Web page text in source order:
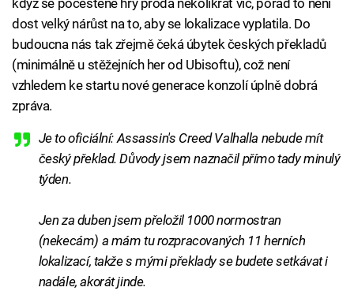
když se počeštěné hry prodá několikrát víc, pořád to není
dost velký nárůst na to, aby se lokalizace vyplatila. Do
budoucna nás tak zřejmě čeká úbytek českých překladů
(minimálně u stěžejních her od Ubisoftu), což není
vzhledem ke startu nové generace konzolí úplně dobrá
zpráva.
Je to oficiální: Assassin's Creed Valhalla nebude mít
český překlad. Důvody jsem naznačil přímo tady minulý
týden.
Jen za duben jsem přeložil 1000 normostran
(nekecám) a mám tu rozpracovaných 11 herních
lokalizací, takže s mými překlady se budete setkávat i
nadále, akorát jinde.